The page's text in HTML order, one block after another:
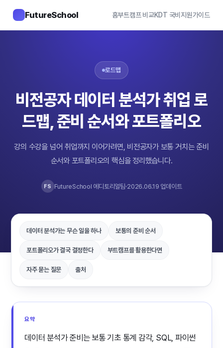
FutureSchool 홈부트캠프 비교KDT 국비지원가이드
로드맵
비전공자 데이터 분석가 취업 로
드맵, 준비 순서와 포트폴리오
강의 수강을 넘어 취업까지 이어가려면, 비전공자가 보통 거치는 준비
순서와 포트폴리오의 핵심을 정리했습니다.
FS FutureSchool 에디토리얼팀 2026.06.19 업데이트
데이터 분석가는 무슨 일을 하나 보통의 준비 순서
포트폴리오가 결국 결정한다 부트캠프를 활용한다면
자주 묻는 질문 출처
요약
데이터 분석가 준비는 보통 기초 통계 감각, SQL, 파이썬